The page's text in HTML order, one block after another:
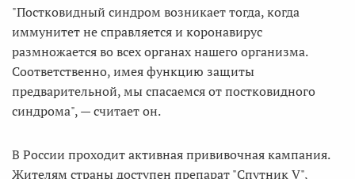
"Постковидный синдром возникает тогда, когда
иммунитет не справляется и коронавирус
размножается во всех органах нашего организма.
Соответственно, имея функцию защиты
предварительной, мы спасаемся от постковидного
синдрома", — считает он.
В России проходит активная прививочная кампания.
Жителям страны доступен препарат "Спутник V",